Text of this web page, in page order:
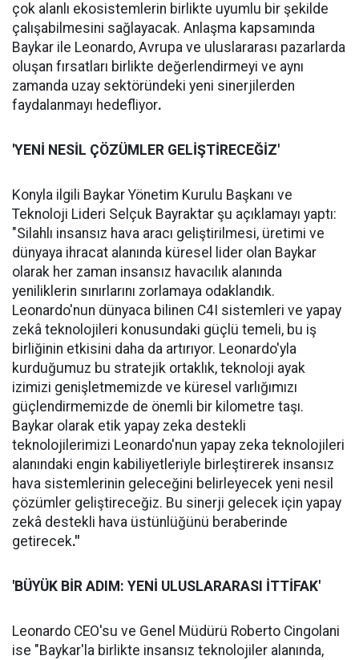
çok alanlı ekosistemlerin birlikte uyumlu bir şekilde
çalışabilmesini sağlayacak. Anlaşma kapsamında
Baykar ile Leonardo, Avrupa ve uluslararası pazarlarda
oluşan fırsatları birlikte değerlendirmeyi ve aynı
zamanda uzay sektöründeki yeni sinerjilerden
faydalanmayı hedefliyor.
'YENİ NESİL ÇÖZÜMLER GELİŞTİRECEĞİZ'
Konyla ilgili Baykar Yönetim Kurulu Başkanı ve
Teknoloji Lideri Selçuk Bayraktar şu açıklamayı yaptı:
"Silahlı insansız hava aracı geliştirilmesi, üretimi ve
dünyaya ihracat alanında küresel lider olan Baykar
olarak her zaman insansız havacılık alanında
yeniliklerin sınırlarını zorlamaya odaklandık.
Leonardo'nun dünyaca bilinen C4I sistemleri ve yapay
zekâ teknolojileri konusundaki güçlü temeli, bu iş
birliğinin etkisini daha da artırıyor. Leonardo'yla
kurduğumuz bu stratejik ortaklık, teknoloji ayak
izimizi genişletmemizde ve küresel varlığımızı
güçlendirmemizde de önemli bir kilometre taşı.
Baykar olarak etik yapay zeka destekli
teknolojilerimizi Leonardo'nun yapay zeka teknolojileri
alanındaki engin kabiliyetleriyle birleştirerek insansız
hava sistemlerinin geleceğini belirleyecek yeni nesil
çözümler geliştireceğiz. Bu sinerji gelecek için yapay
zekâ destekli hava üstünlüğünü beraberinde
getirecek."
'BÜYÜK BİR ADIM: YENİ ULUSLARARASI İTTİFAK'
Leonardo CEO'su ve Genel Müdürü Roberto Cingolani
ise "Baykar'la birlikte insansız teknolojiler alanında,